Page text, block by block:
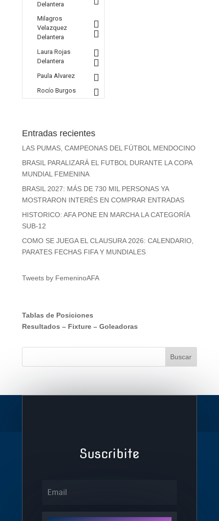
Delantera
Milagros
Velazquez
Delantera
Laura Rojas
Delantera
Paula Alvarez
Rocío Burgos
Entradas recientes
LAS PUMAS, CAMPEONAS DEL FÚTBOL MENDOCINO
BRASIL PARALIZARÁ EL FUTBOL DURANTE LA COPA
MUNDIAL FEMENINA
BRASIL 2027: MÁS DE 730 MIL PERSONAS YA
MOSTRARON INTERÉS EN COMPRAR ENTRADAS
HISTORICO: AFA PONE EN MARCHA LA CATEGORÍA
SUB-12
COMO SE JUEGA EL CLAUSURA 2026: CALENDARIO,
PARATES FECHAS FIFA Y MUNDIALES
Tweets by FemeninoAFA
Tablas de Posiciones
Resultados – Fixture– Goleadoras
Suscribite